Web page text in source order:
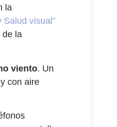
la
Salud visual”
de la
viento. Un
con aire